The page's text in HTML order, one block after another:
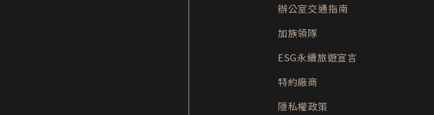
辦公室交通指南
加族領隊
ESG永續旅遊宣言
特約廠商
隱私權政策